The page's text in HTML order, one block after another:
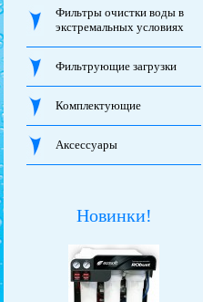
Фильтры очистки воды в
экстремальных условиях
Фильтрующие загрузки
Комплектующие
Аксессуары
Новинки!